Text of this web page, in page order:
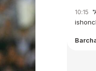
10:15